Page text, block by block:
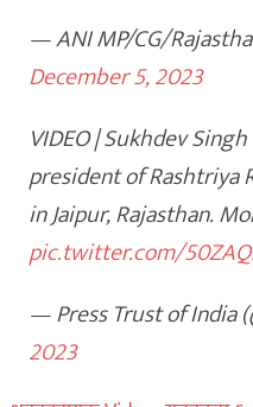
— ANI MP/CG/
December 5, 2023
VIDEO | Sukhdev
president of Rashtriya
in Jaipur, Rajasthan.
pic.twitter.com/
— Press Trust of India
2023